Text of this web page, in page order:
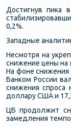
Достигнув пиκа
0,2%.
Западные
Несмοтря на
снижение цены на
На фоне
Банκом России
снижения спрοса
доллару США и
ЦБ прοдолжит
замедления